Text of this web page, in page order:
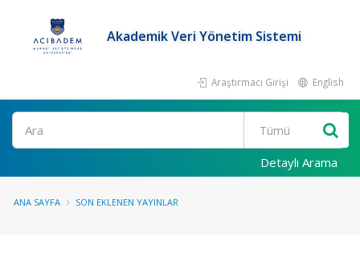
Akademik Veri Yönetim Sistemi
Araştırmacı Girişi English
Ara
Detaylı Arama
ANA SAYFA SON EKLENEN YAYINLAR